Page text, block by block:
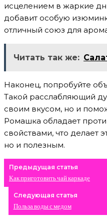
исцелением в жаркие
добавит особую
отличный союз для
Читать так же:
Наконец, попробуйте
Такой расслабляющий
своим вкусом, но и
Ромашка обладает
свойствами, что делает
но и полезным.
Предыдущая статья
Как приготовить чай каркаде
Следующая статья
Польза воды с медом